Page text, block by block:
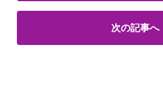
次の記事へ